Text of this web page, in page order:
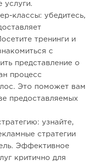
услуги.
классы: убедитесь,
тренинги и
с
представление о
процесс
Это поможет вам
предоставляемых
узнайте,
стратегии
Эффективное
критично для